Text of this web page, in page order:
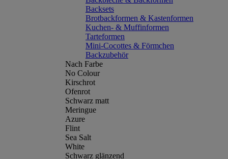
Backsets
Brotbackformen & Kastenformen
Kuchen- & Muffinformen
Tarteformen
Mini-Cocottes & Förmchen
Backzubehör
Nach Farbe
No Colour
Kirschrot
Ofenrot
Schwarz matt
Meringue
Azure
Flint
Sea Salt
White
Schwarz glänzend